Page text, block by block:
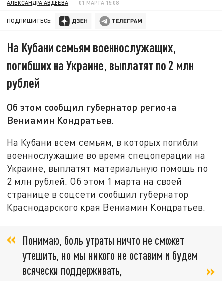
АЛЕКСАНДРА АВДЕЕВА 01 МАРТА 15:08
ПОДПИШИТЕСЬ:
На Кубани семьям военнослужащих,
погибших на Украине, выплатят по 2 млн
рублей
Об этом сообщил губернатор региона
Вениамин Кондратьев.
На Кубани всем семьям, в которых погибли
военнослужащие во время спецоперации на
Украине, выплатят материальную помощь по
2 млн рублей. Об этом 1 марта на своей
странице в соцсети сообщил губернатор
Краснодарского края Вениамин Кондратьев.
Понимаю, боль утраты ничто не сможет
утешить, но мы никого не оставим и будем
всячески поддерживать,